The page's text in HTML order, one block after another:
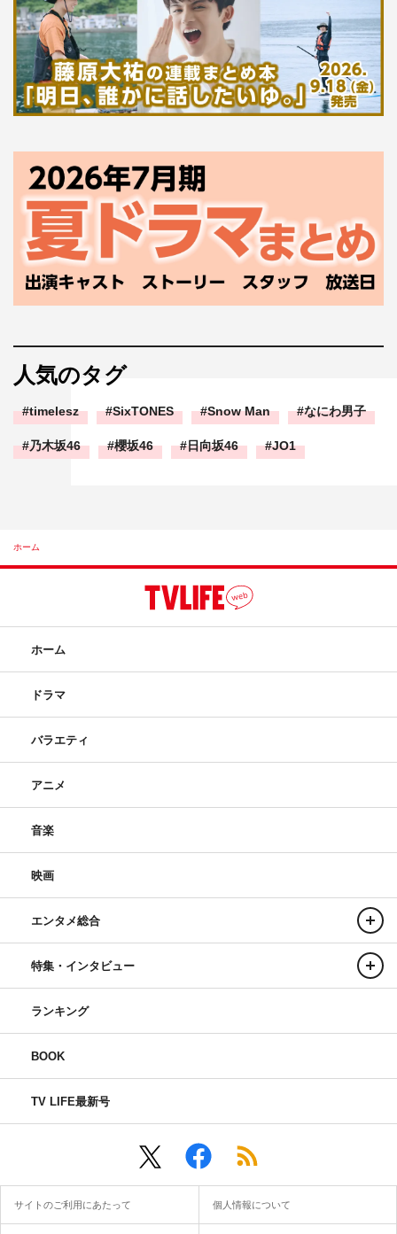
人気のタグ
timelesz SixTONES Snow Man なにわ男子
乃木坂46 櫻坂46 日向坂46 JO1
ホーム
ホーム
ドラマ
バラエティ
アニメ
音楽
映画
エンタメ総合
特集・インタビュー
ランキング
BOOK
TV LIFE最新号
サイトのご利用にあたって 個人情報について